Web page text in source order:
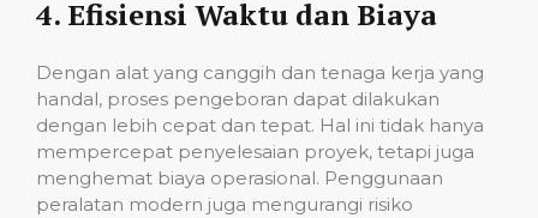
4. Efisiensi Waktu dan Biaya
Dengan alat yang canggih dan tenaga kerja yang
handal, proses pengeboran dapat dilakukan
dengan lebih cepat dan tepat. Hal ini tidak hanya
mempercepat penyelesaian proyek, tetapi juga
menghemat biaya operasional. Penggunaan
peralatan modern juga mengurangi risiko